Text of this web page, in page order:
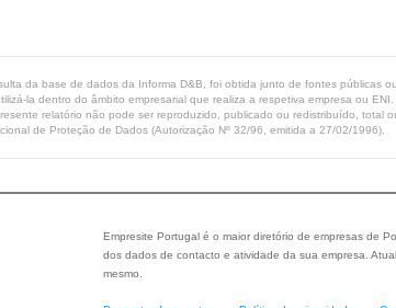
da base de dados da Informa D&B, foi obtida junto de fontes públicas
la dentro do âmbito empresarial que realiza a respetiva empresa ou
relatório não pode ser reproduzido, publicado ou redistribuído, total
de Proteção de Dados (Autorização Nº 32/96, emitida a 27/02/1996).
Empresite Portugal é o maior diretório de empresas de
dos dados de contacto e atividade da sua empresa.
mesmo.